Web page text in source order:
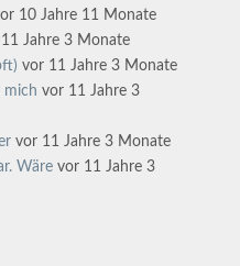
10 Jahre 11 Monate
Jahre 3 Monate
vor 11 Jahre 3 Monate
mich vor 11 Jahre 3
vor 11 Jahre 3 Monate
Wäre vor 11 Jahre 3